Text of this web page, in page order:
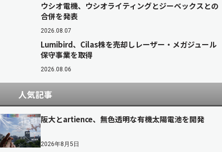
ウシオ電機、ウシオライティングとジーベックスとの
合併を発表
2026.08.07
Lumibird、Cilas株を売却しレーザー・メガジュール
保守事業を取得
2026.08.06
人気記事
阪大とartience、無色透明な有機太陽電池を開発
2026年8月5日